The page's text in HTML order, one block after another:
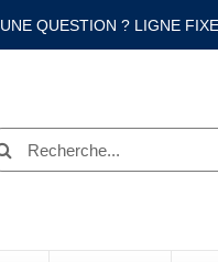
UNE QUESTION ? LIGNE